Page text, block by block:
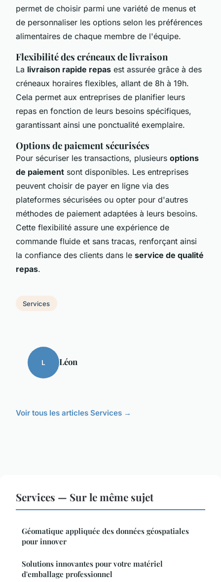
permet de choisir parmi une variété de menus et
de personnaliser les options selon les préférences
alimentaires de chaque membre de l'équipe.
Flexibilité des créneaux de livraison
La livraison rapide repas est assurée grâce à des
créneaux horaires flexibles, allant de 8h à 19h.
Cela permet aux entreprises de planifier leurs
repas en fonction de leurs besoins spécifiques,
garantissant ainsi une ponctualité exemplaire.
Options de paiement sécurisées
Pour sécuriser les transactions, plusieurs options
de paiement sont disponibles. Les entreprises
peuvent choisir de payer en ligne via des
plateformes sécurisées ou opter pour d'autres
méthodes de paiement adaptées à leurs besoins.
Cette flexibilité assure une expérience de
commande fluide et sans tracas, renforçant ainsi
la confiance des clients dans le service de qualité
repas.
Services
L Léon
Voir tous les articles Services →
Services — Sur le même sujet
Géomatique appliquée des données géospatiales
pour innover
Solutions innovantes pour votre matériel
d'emballage professionnel